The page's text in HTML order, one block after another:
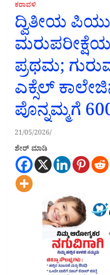
ಕರಾವಳಿ
ದ್ವಿತೀಯ
ಪ್ರಥಮ;
ಎಕ್ಸೆಲ್
ಪೊನ್ನಮ್ಮಗೆ
21/05/2026
ಶೇರ್ ಮಾಡಿ